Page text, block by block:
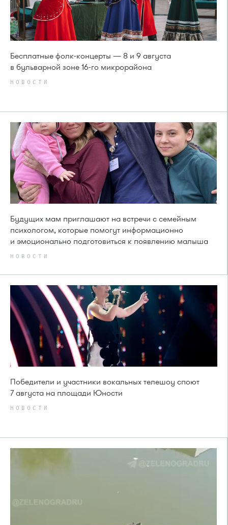
Бесплатные фолк-концерты — 8 и 9 августа
в бульварной зоне 16-го микрорайона
НОВОСТИ
Будущих мам приглашают на встречи с семейным
психологом, которые помогут информационно
и эмоционально подготовиться к появлению малыша
НОВОСТИ
Победители и участники вокальных телешоу споют
7 августа на площади Юности
НОВОСТИ